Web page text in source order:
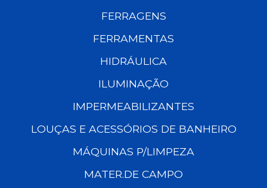
FERRAGENS
FERRAMENTAS
HIDRÁULICA
ILUMINAÇÃO
IMPERMEABILIZANTES
LOUÇAS E ACESSÓRIOS DE BANHEIRO
MÁQUINAS P/LIMPEZA
MATER.DE CAMPO